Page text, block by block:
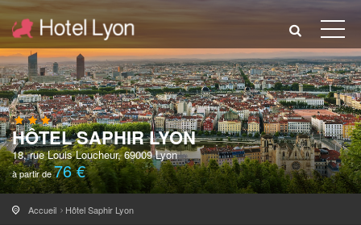
HÔTEL SAPHIR LYON
18, rue Louis Loucheur, 69009 Lyon
à partir de76 €
Accueil Hôtel Saphir Lyon